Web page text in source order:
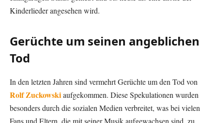
Kinderlieder angesehen wird.
Gerüchte um seinen angeblichen
Tod
In den letzten Jahren sind vermehrt Gerüchte um den Tod von
Rolf Zuckowskiaufgekommen. Diese Spekulationen wurden
besonders durch die sozialen Medien verbreitet, was bei vielen
Fans und Eltern, die mit seiner Musik aufgewachsen sind, zu